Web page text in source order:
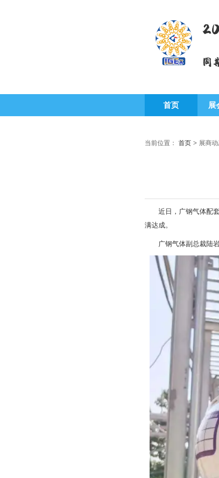
同
首页 展
当前位置： 首页 > 展商
近日，广钢气体配
满达成。
广钢气体副总裁陆